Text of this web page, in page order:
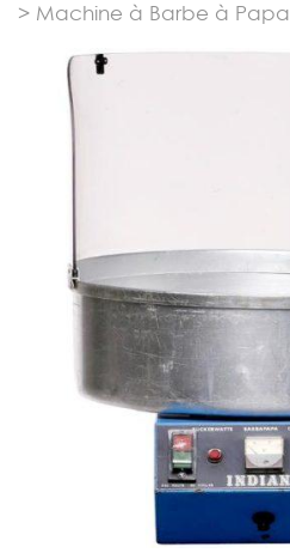
> Machine à Barbe à Papa